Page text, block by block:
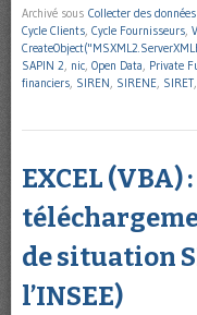
Archivé sous Collecter des
Cycle Clients, Cycle Fournisseurs,
SAPIN 2, nic, Open Data, Private
financiers, SIREN, SIRENE, SIRET,
EXCEL
de situation
l’INSEE)